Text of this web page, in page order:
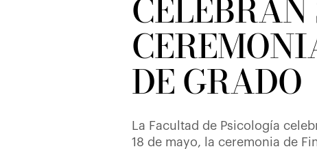
CELEBRAN
DE GRADO
La Facultad de Psicología
18 de mayo, la ceremonia de